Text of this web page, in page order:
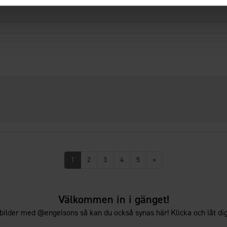
1 2 3 4 5 »
Välkommen in i gänget!
med @engelsons så kan du också synas här! Klicka och låt